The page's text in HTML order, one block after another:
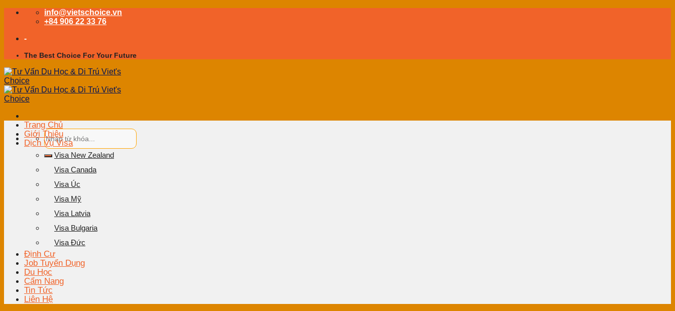
Skip
info@vietschoice.vn
+84 906 22 33 76
-
The Best Choice For Your Future
Trang Chủ
Giới Thiệu
Dịch Vụ Visa
Visa New Zealand
Visa Canada
Visa Úc
Visa Mỹ
Visa Latvia
Visa Bulgaria
Visa Đức
Định Cư
Job Tuyển Dụng
Du Học
Cẩm Nang
Tin Tức
Liên Hệ